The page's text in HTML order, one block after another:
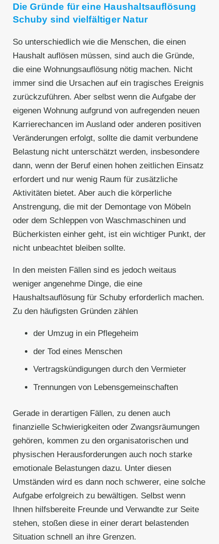
Die Gründe für eine Haushaltsauflösung
Schuby sind vielfältiger Natur
So unterschiedlich wie die Menschen, die einen
Haushalt auflösen müssen, sind auch die Gründe,
die eine Wohnungsauflösung nötig machen. Nicht
immer sind die Ursachen auf ein tragisches Ereignis
zurückzuführen. Aber selbst wenn die Aufgabe der
eigenen Wohnung aufgrund von aufregenden neuen
Karrierechancen im Ausland oder anderen positiven
Veränderungen erfolgt, sollte die damit verbundene
Belastung nicht unterschätzt werden, insbesondere
dann, wenn der Beruf einen hohen zeitlichen Einsatz
erfordert und nur wenig Raum für zusätzliche
Aktivitäten bietet. Aber auch die körperliche
Anstrengung, die mit der Demontage von Möbeln
oder dem Schleppen von Waschmaschinen und
Bücherkisten einher geht, ist ein wichtiger Punkt, der
nicht unbeachtet bleiben sollte.
In den meisten Fällen sind es jedoch weitaus
weniger angenehme Dinge, die eine
Haushaltsauflösung für Schuby erforderlich machen.
Zu den häufigsten Gründen zählen
der Umzug in ein Pflegeheim
der Tod eines Menschen
Vertragskündigungen durch den Vermieter
Trennungen von Lebensgemeinschaften
Gerade in derartigen Fällen, zu denen auch
finanzielle Schwierigkeiten oder Zwangsräumungen
gehören, kommen zu den organisatorischen und
physischen Herausforderungen auch noch starke
emotionale Belastungen dazu. Unter diesen
Umständen wird es dann noch schwerer, eine solche
Aufgabe erfolgreich zu bewältigen. Selbst wenn
Ihnen hilfsbereite Freunde und Verwandte zur Seite
stehen, stoßen diese in einer derart belastenden
Situation schnell an ihre Grenzen.